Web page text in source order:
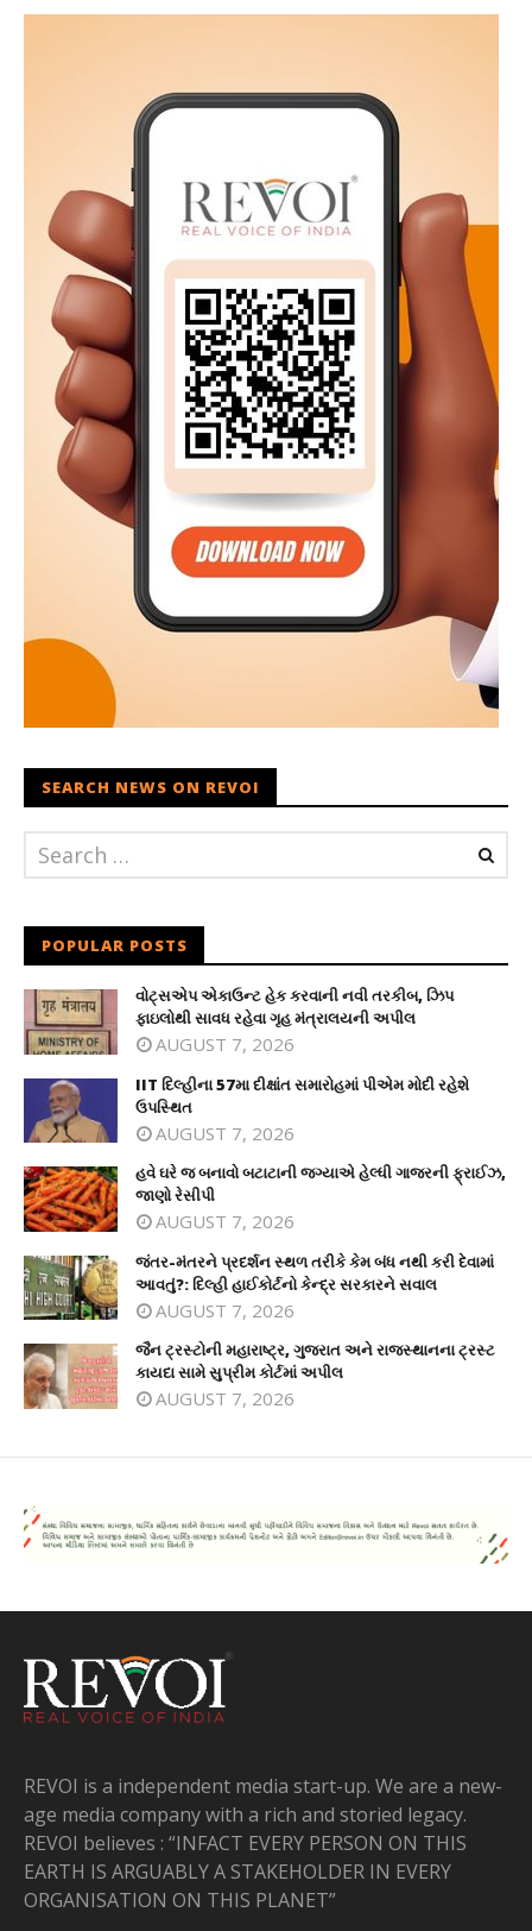
SEARCH NEWS ON REVOI
POPULAR POSTS
વોટ્સએપ એકાઉન્ટ હેક કરવાની નવી તરકીબ, ઝિપ
ફાઇલોથી સાવધ રહેવા ગૃહ મંત્રાલયની અપીલ
AUGUST 7, 2026
IIT દિલ્હીના 57મા દીક્ષાંત સમારોહમાં પીએમ મોદી રહેશે
ઉપસ્થિત
AUGUST 7, 2026
હવે ઘરે જ બનાવો બટાટાની જગ્યાએ હેલ્ધી ગાજરની ફ્રાઈઝ,
જાણો રેસીપી
AUGUST 7, 2026
જંતર-મંતરને પ્રદર્શન સ્થળ તરીકે કેમ બંધ નથી કરી દેવામાં
આવતું?: દિલ્હી હાઈકોર્ટનો કેન્દ્ર સરકારને સવાલ
AUGUST 7, 2026
જૈન ટ્રસ્ટોની મહારાષ્ટ્ર, ગુજરાત અને રાજસ્થાનના ટ્રસ્ટ
કાયદા સામે સુપ્રીમ કોર્ટમાં અપીલ
AUGUST 7, 2026
REVOI is a independent media start-up. We are a new-
age media company with a rich and storied legacy.
REVOI believes : “INFACT EVERY PERSON ON THIS
EARTH IS ARGUABLY A STAKEHOLDER IN EVERY
ORGANISATION ON THIS PLANET”